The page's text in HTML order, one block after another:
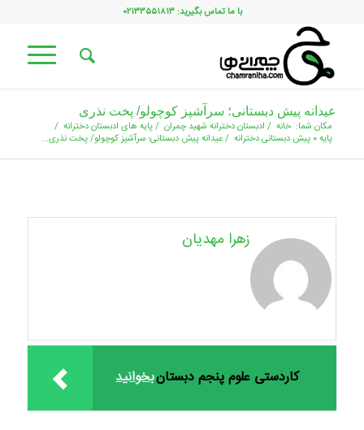
با ما تماس بگیرید: ۰۲۱۳۳۵۵۱۸۱۳
عیدانه پیش دبستانی؛ سرآشپز کوچولو/ پخت نذری
مکان شما: خانه / ادبستان دخترانه شهید چمران /پایه های ادبستان دخترانه /
پایه ۰ پیش دبستانی دخترانه
/عیدانه پیش دبستانی؛ سرآشپز کوچولو/ پخت نذری...
زهرا مهدیان
بخوانیدکاردستی علوم پنجم دبستان